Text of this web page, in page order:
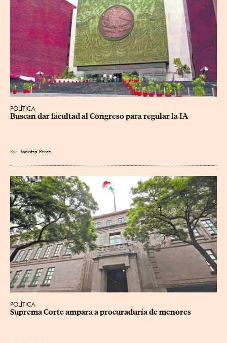
POLÍTICA
Buscan dar facultad al Congreso para regular la IA
Por Maritza Pérez
POLÍTICA
Suprema Corte ampara a procuraduría de menores